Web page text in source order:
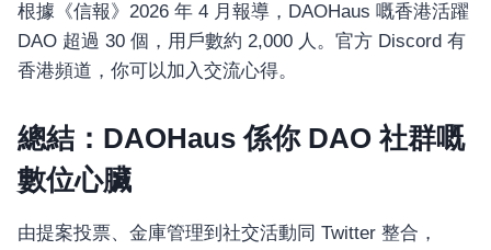
根據《信報》2026 年 4 月報導，DAOHaus 嘅香港活躍
DAO 超過 30 個，用戶數約 2,000 人。官方 Discord 有
香港頻道，你可以加入交流心得。
總結：DAOHaus 係你 DAO 社群嘅
數位心臟
由提案投票、金庫管理到社交活動同 Twitter 整合，